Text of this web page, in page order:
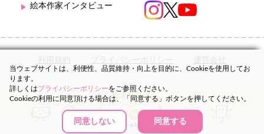
絵本作家インタビュー
利用規約 プライバシーポリシー 運営会社
当ウェブサイトは、利便性、品質維持・向上を目的に、Cookieを使用してお
ります。
詳しくはプライバシーポリシーをご参照ください。
Cookieの利用に同意頂ける場合は、「同意する」ボタンを押してください。
同意しない 同意する